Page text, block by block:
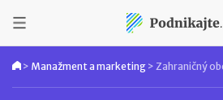
> Manažment a marketing > Zahraničný